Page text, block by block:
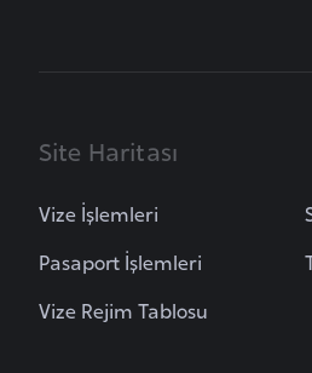
Site Haritası
Vize İşlemleri
Pasaport İşlemleri
Vize Rejim Tablosu
t
n
B
u